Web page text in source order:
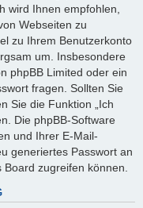
wird Ihnen empfohlen,
Webseiten zu
zu Ihrem Benutzerkonto
um. Insbesondere
phpBB Limited oder ein
fragen. Sollten Sie
Sie die Funktion „Ich
Die phpBB-Software
und Ihrer E-Mail-
generiertes Passwort an
zugreifen können.